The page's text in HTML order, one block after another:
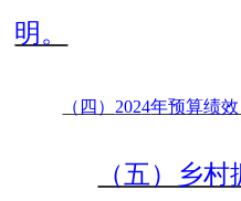
明。
（四） 2024年预算绩效
（五）乡